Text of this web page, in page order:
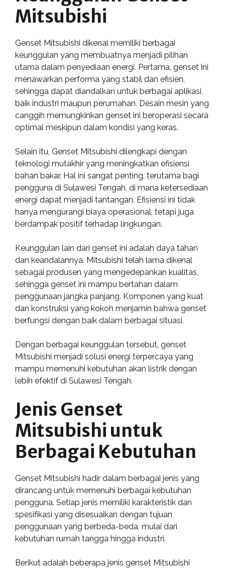
Mitsubishi
Genset Mitsubishi dikenal memiliki berbagai
keunggulan yang membuatnya menjadi pilihan
utama dalam penyediaan energi. Pertama, genset ini
menawarkan performa yang stabil dan efisien,
sehingga dapat diandalkan untuk berbagai aplikasi,
baik industri maupun perumahan. Desain mesin yang
canggih memungkinkan genset ini beroperasi secara
optimal meskipun dalam kondisi yang keras.
Selain itu, Genset Mitsubishi dilengkapi dengan
teknologi mutakhir yang meningkatkan efisiensi
bahan bakar. Hal ini sangat penting, terutama bagi
pengguna di Sulawesi Tengah, di mana ketersediaan
energi dapat menjadi tantangan. Efisiensi ini tidak
hanya mengurangi biaya operasional, tetapi juga
berdampak positif terhadap lingkungan.
Keunggulan lain dari genset ini adalah daya tahan
dan keandalannya. Mitsubishi telah lama dikenal
sebagai produsen yang mengedepankan kualitas,
sehingga genset ini mampu bertahan dalam
penggunaan jangka panjang. Komponen yang kuat
dan konstruksi yang kokoh menjamin bahwa genset
berfungsi dengan baik dalam berbagai situasi.
Dengan berbagai keunggulan tersebut, genset
Mitsubishi menjadi solusi energi terpercaya yang
mampu memenuhi kebutuhan akan listrik dengan
lebih efektif di Sulawesi Tengah.
Jenis Genset
Mitsubishi untuk
Berbagai Kebutuhan
Genset Mitsubishi hadir dalam berbagai jenis yang
dirancang untuk memenuhi berbagai kebutuhan
pengguna. Setiap jenis memiliki karakteristik dan
spesifikasi yang disesuaikan dengan tujuan
penggunaan yang berbeda-beda, mulai dari
kebutuhan rumah tangga hingga industri.
Berikut adalah beberapa jenis genset Mitsubishi